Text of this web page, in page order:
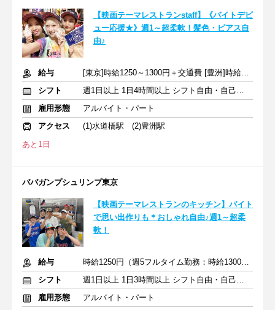
【映画テーマレストランstaff】《バイトデビ
ュー応援★》週1～超柔軟！髪色・ピアス自
由♪
給与
[東京]時給1250～1300円＋交通費 [豊洲]時給1250円～＋交通費
シフト
週1日以上 1日4時間以上 シフト自由・自己申告
雇用形態
アルバイト・パート
アクセス
(1)水道橋駅 (2)豊洲駅
あと1日
ババガンプシュリンプ東京
【映画テーマレストランのキッチン】バイト
で思い出作りも＊おしゃれ自由♪週1～超柔
軟！
給与
時給1250円（週5フルタイム勤務：時給1300円）＋交通費
シフト
週1日以上 1日3時間以上 シフト自由・自己申告
雇用形態
アルバイト・パート